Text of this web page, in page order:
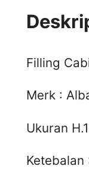
Filling
Merk :
Ukuran
Ketebalan